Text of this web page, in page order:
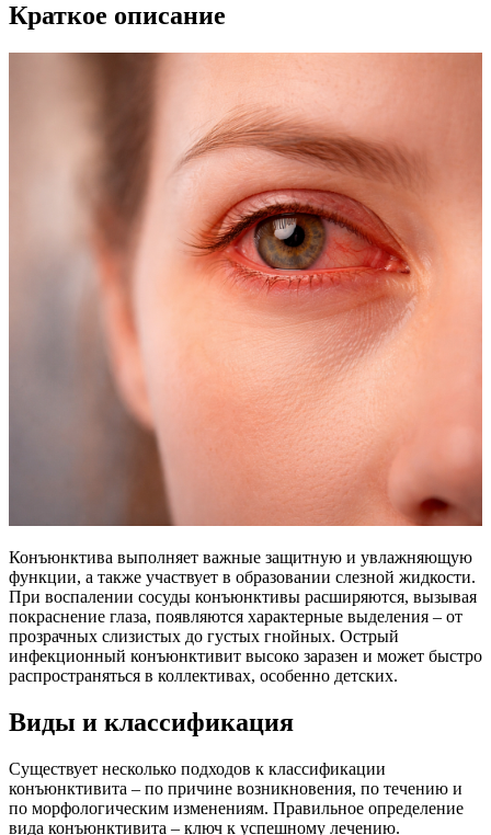
Краткое описание
Конъюнктива выполняет важные защитную и увлажняющую
функции, а также участвует в образовании слезной жидкости.
При воспалении сосуды конъюнктивы расширяются, вызывая
покраснение глаза, появляются характерные выделения – от
прозрачных слизистых до густых гнойных. Острый
инфекционный конъюнктивит высоко заразен и может быстро
распространяться в коллективах, особенно детских.
Виды и классификация
Существует несколько подходов к классификации
конъюнктивита – по причине возникновения, по течению и
по морфологическим изменениям. Правильное определение
вида конъюнктивита – ключ к успешному лечению.